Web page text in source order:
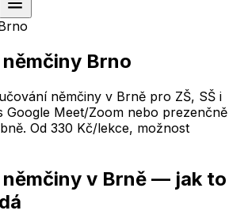
Brno
němčiny v Brně pro ZŠ, SŠ i
Google Meet/Zoom nebo prezenčně
Od 330 Kč/lekce, možnost
němčiny v Brně — jak to